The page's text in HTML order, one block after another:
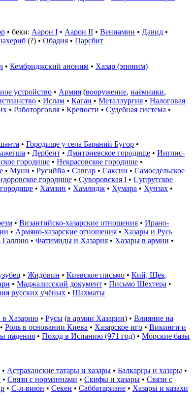
• беки: Аарон I • Аарон II • Вениамин • Давид •
(?) • Обадия • Парсбит
• Кембриджский аноним • Хазар (эпоним)
устройство • Армия (вооружение, наёмники,
• Ислам • Каган • Металлургия • Налоговая
• Работорговля • Крепости • Судебная система •
• Городище у села Бараний Бугор •
• Дербент • Дмитриевское городище • Инглис-
городище • Некрасовское городище •
• Муни • Русиййа • Савгар • Саксин • Самосдельское
городище • Суворовская I • Супрутское
• Хамзин • Хамлидж • Хумара • Хунзах •
• Византийско-хазарские отношения • Ирано-
• Армяно-хазарские отношения • Хазары и Русь
Галлию • Фатимиды и Хазария • Хазары в армии •
• Жидовин • Киевское письмо • Кий, Щек,
• Маджалисский документ • Письмо Шехтера •
русских учёных • Шахматы
в Хазарию • Русы (в армии Хазарии) • Влияние на
• Роль в основании Киева • Хазарское иго • Викинги и
падения • Поход в Испанию (971 год) • Морские базы
• Астраханские татары и хазары • Балкарцы и хазары •
• Связи с норманнами • Скифы и хазары • Связи с
• С-л-виюн • Секеи • Саббатариане • Хазары и казахи